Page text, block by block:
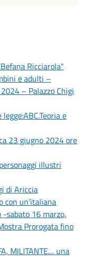
Ricciarola"
e adulti –
– Palazzo Chigi
e
23 giugno 2024 ore
illustri
di Ariccia
un’italiana
-sabato 16 marzo,
Prorogata fino
MILITANTE… una